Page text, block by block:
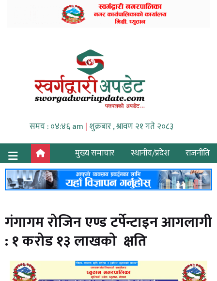
समय : ०४:४६ am | शुक्रबार , श्रावण २१ गते २०८३
मुख्य समाचार
स्थानीय/प्रदेश राजनीति
गंगागम रोजिन एण्ड टर्पेन्टाइन आगलागी
: १ करोड १३ लाखको क्षति